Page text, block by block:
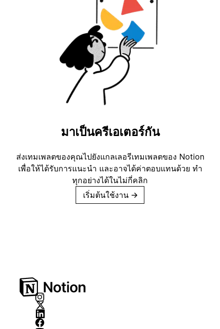
มาเป็นครีเอเตอร์กัน
ส่งเทมเพลตของคุณไปยังแกลเลอรีเทมเพลตของ Notion
เพื่อให้ได้รับการแนะนำ และอาจได้ค่าตอบแทนด้วย ทำ
ทุกอย่างได้ในไม่กี่คลิก
เริ่มต้นใช้งาน →